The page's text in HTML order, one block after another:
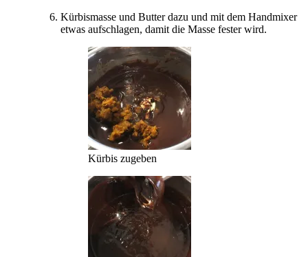
Kürbismasse und Butter dazu und mit dem Handmixer
etwas aufschlagen, damit die Masse fester wird.
Kürbis zugeben